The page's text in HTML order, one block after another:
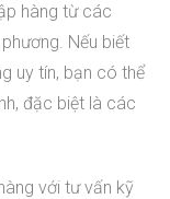
hàng từ các
Nếu biết
uy tín, bạn có thể
đặc biệt là các
với tư vấn kỹ